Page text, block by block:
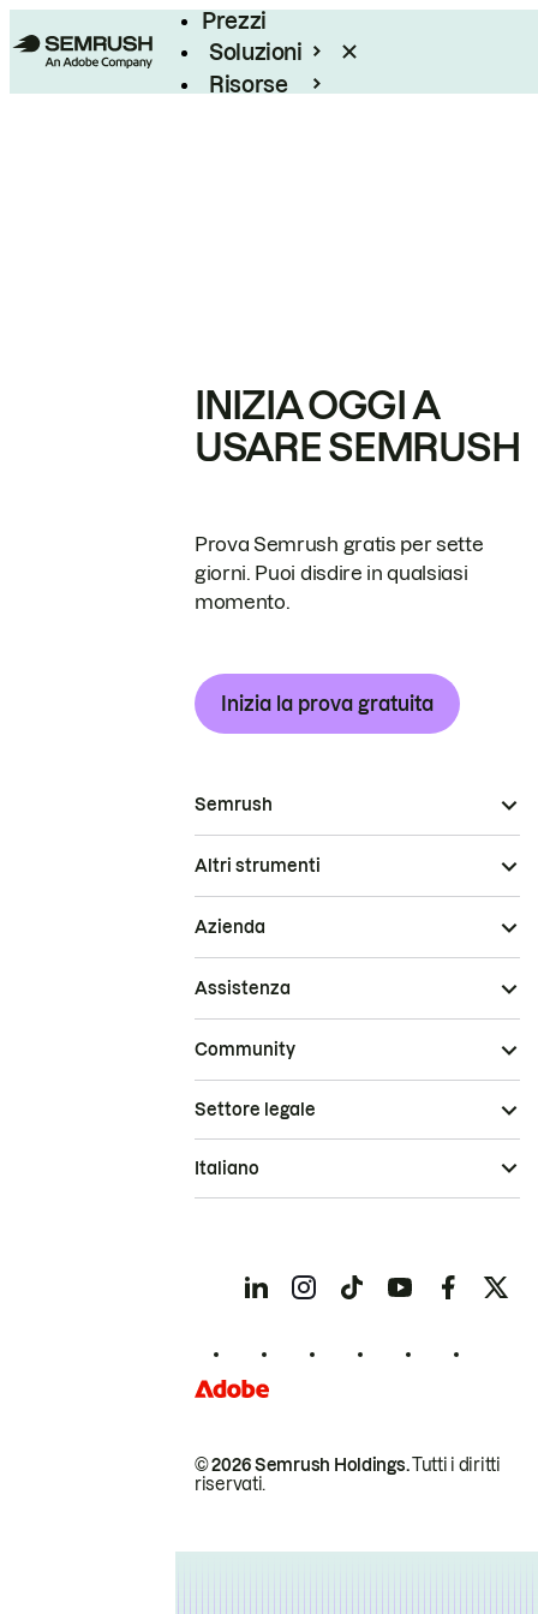
Prezzi
Soluzioni
Risorse
INIZIA OGGI A
USARE SEMRUSH
Prova Semrush gratis per sette
giorni. Puoi disdire in qualsiasi
momento.
Inizia la prova gratuita
Semrush
Altri strumenti
Azienda
Assistenza
Community
© 2026 Semrush Holdings.Tutti i diritti
riservati.
Settore legale
Italiano